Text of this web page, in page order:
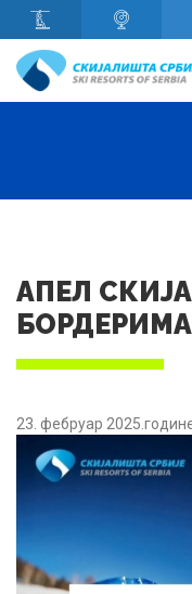
Скип то маин content
АПЕЛ
БОРДЕРИМА
23. фебруар